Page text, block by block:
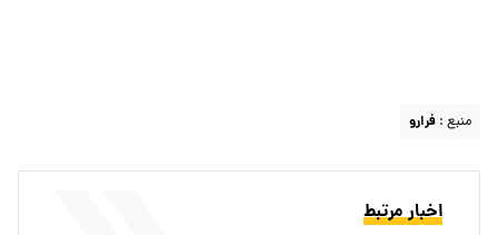
منبع : فرارو
اخبار مرتبط